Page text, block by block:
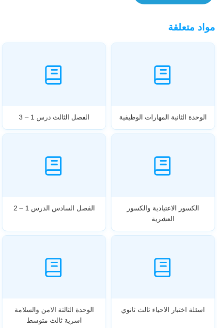
مواد متعلقة
الوحدة الثانية المهارات الوظيفية الفصل الثالث درس 1 – 3
الكسور الاعتيادية والكسور
العشرية
الفصل السادس الدرس 1 – 2
اسئلة اختبار الاحياء ثالث ثانوي
الوحدة الثالثة الامن والسلامة
اسرية ثالث متوسط